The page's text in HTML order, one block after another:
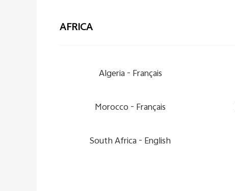
AFRICA
Algeria - Français
Morocco - Français
South Africa - English